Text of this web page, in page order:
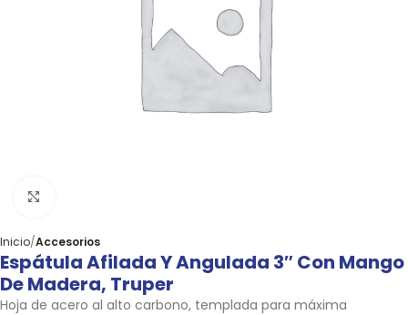
Inicio Accesorios
Espátula Afilada Y Angulada 3″ Con Mango
De Madera, Truper
Hoja de acero al alto carbono, templada para máxima